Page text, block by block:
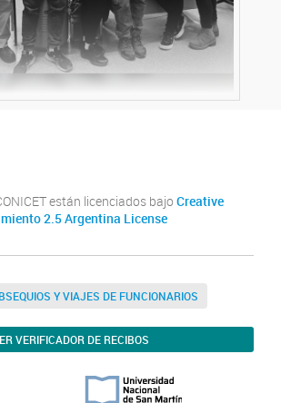
están licenciados bajo Creative
2.5 Argentina License
Y VIAJES DE FUNCIONARIOS
VERIFICADOR DE RECIBOS